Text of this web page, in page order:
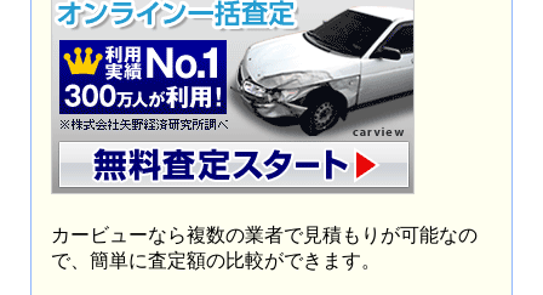
カービューなら複数の業者で見積もりが可能なの
で、簡単に査定額の比較ができます。